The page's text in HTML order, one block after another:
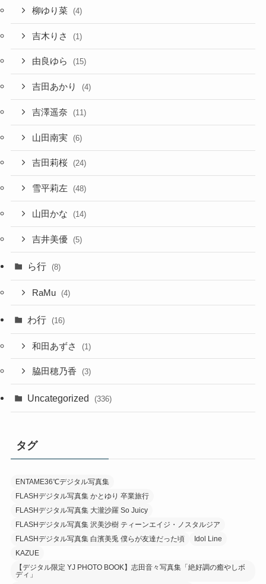
柳ゆり菜 (4)
吉木りさ (1)
由良ゆら (15)
吉田あかり (4)
吉澤遥奈 (11)
山田南実 (6)
吉田莉桜 (24)
雪平莉左 (48)
山田かな (14)
吉井美優 (5)
ら行 (8)
RaMu (4)
わ行 (16)
和田あずさ (1)
脇田穂乃香 (3)
Uncategorized (336)
タグ
ENTAME36℃デジタル写真集
FLASHデジタル写真集 かとゆり 卒業旅行
FLASHデジタル写真集 大瀧沙羅 So Juicy
FLASHデジタル写真集 沢美沙樹 ティーンエイジ・ノスタルジア
FLASHデジタル写真集 白濱美兎 僕らが友達だった頃
Idol Line
KAZUE
【デジタル限定 YJ PHOTO BOOK】志田音々写真集「絶好調の癒やしボ
ディ」